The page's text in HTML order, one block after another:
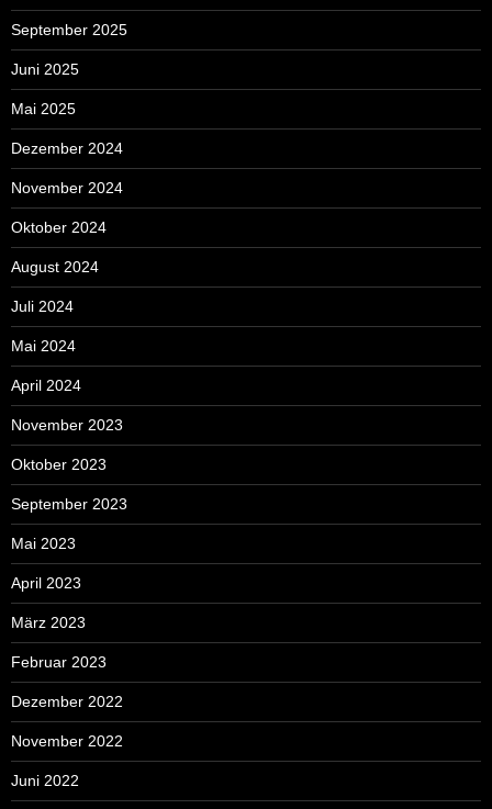
September 2025
Juni 2025
Mai 2025
Dezember 2024
November 2024
Oktober 2024
August 2024
Juli 2024
Mai 2024
April 2024
November 2023
Oktober 2023
September 2023
Mai 2023
April 2023
März 2023
Februar 2023
Dezember 2022
November 2022
Juni 2022